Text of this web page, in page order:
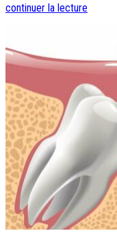
continuer la lecture